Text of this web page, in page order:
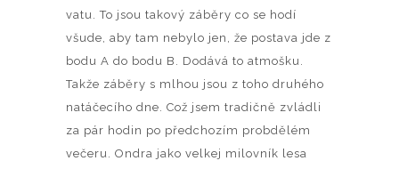
vatu. To jsou takový záběry co se hodí
všude, aby tam nebylo jen, že postava jde z
bodu A do bodu B. Dodává to atmošku.
Takže záběry s mlhou jsou z toho druhého
natáčecího dne. Což jsem tradičně zvládli
za pár hodin po předchozím probdělém
večeru. Ondra jako velkej milovník lesa